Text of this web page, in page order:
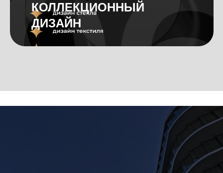
КОЛЛЕКЦИОННЫЙ
0ДИЗАЙН